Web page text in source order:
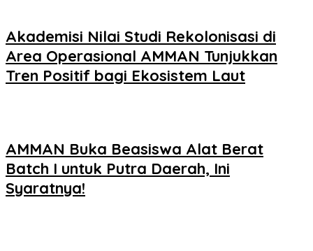
Akademisi Nilai Studi Rekolonisasi di
Area Operasional AMMAN Tunjukkan
Tren Positif bagi Ekosistem Laut
AMMAN Buka Beasiswa Alat Berat
Batch I untuk Putra Daerah, Ini
Syaratnya!